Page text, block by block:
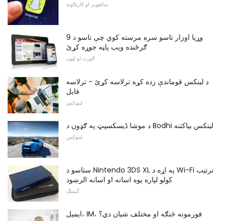
سافټویر او کاریالونه
9 وړیا اوزار تاسو سره مرسته کوي چې تاسو د
ګرځنده ویب پاڼه جوړه کړئ
ګورت او لټون
د لینکس قوماندې زده کړه ترلاسه کړئ - ترلاسه
فایل
لینوکس
د موشا ڈیسکسپټ ​​په ګډون د Bodhi لینکس بیاکتنه
لینوکس
ستاسو د Nintendo 3DS XL په اړه د Wi-Fi ترتیب
کولو لپاره یوه اسانه او اسانه الرښود
گیمنګ
ایمیل، IM، فورمونه څنګه او مختلف شیان دي؟